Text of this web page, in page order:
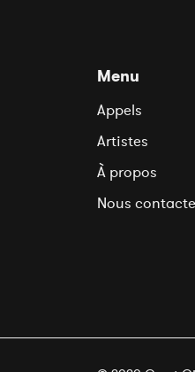
Menu
Appels
Artistes
À propos
Nous